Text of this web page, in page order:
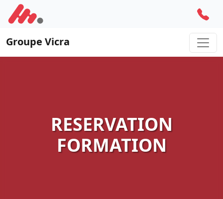
Groupe Vicra
RESERVATION
FORMATION
INSCRIVEZ-VOUS